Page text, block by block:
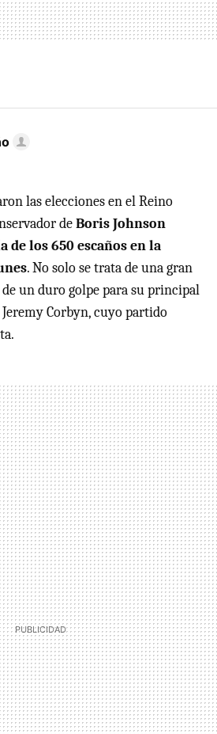
las elecciones en el Reino
deBoris Johnson
de los 650 escaños en la
. No solo se trata de una gran
un duro golpe para su principal
Corbyn, cuyo partido